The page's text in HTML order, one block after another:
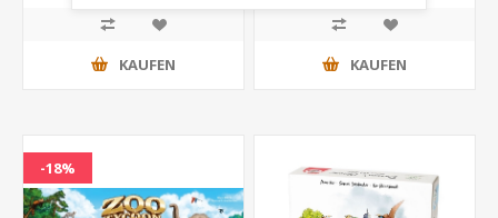
KAUFEN KAUFEN
-18%